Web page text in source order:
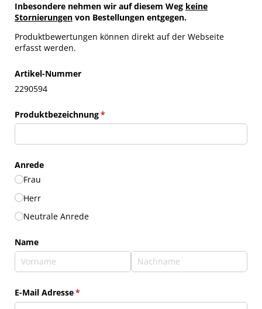
Inbesondere nehmen wir auf diesem Weg keine
Stornierungen von Bestellungen entgegen.
Produktbewertungen können direkt auf der Webseite
erfasst werden.
Artikel-Nummer
2290594
Produktbezeichnung*
(erforderlich)
Anrede
Frau
Herr
Neutrale Anrede
Name
E-Mail Adresse*
(erforderlich)